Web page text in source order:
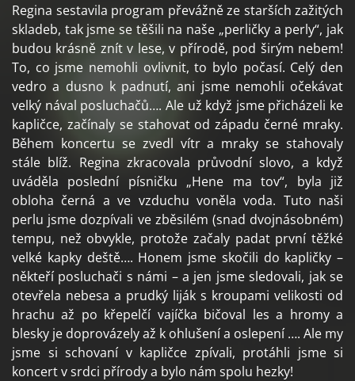
Regina sestavila program převážně ze starších zažitých
skladeb, tak jsme se těšili na naše „perličky a perly“, jak
budou krásně znít v lese, v přírodě, pod širým nebem!
To, co jsme nemohli ovlivnit, to bylo počasí. Celý den
vedro a dusno k padnutí, ani jsme nemohli očekávat
velký nával posluchačů…. Ale už když jsme přicházeli ke
kapličce, začínaly se stahovat od západu černé mraky.
Během koncertu se zvedl vítr a mraky se stahovaly
stále blíž. Regina zkracovala průvodní slovo, a když
uváděla poslední písničku „Hene ma tov“, byla již
obloha černá a ve vzduchu voněla voda. Tuto naši
perlu jsme dozpívali ve zběsilém (snad dvojnásobném)
tempu, než obvykle, protože začaly padat první těžké
velké kapky deště…. Honem jsme skočili do kapličky –
někteří posluchači s námi – a jen jsme sledovali, jak se
otevřela nebesa a prudký liják s kroupami velikosti od
hrachu až po křepelčí vajíčka bičoval les a hromy a
blesky je doprovázely až k ohlušení a oslepení …. Ale my
jsme si schovaní v kapličce zpívali, protáhli jsme si
koncert v srdci přírody a bylo nám spolu hezky!